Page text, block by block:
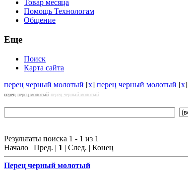
Товар месяца
Помощь Технологам
Общение
Еще
Поиск
Карта сайта
перец черный молотый [x] перец черный молотый [x]
перец перец молотый перец черный молотый
Результаты поиска 1 - 1 из 1
Начало | Пред. | 1 | След. | Конец
Перец черный молотый